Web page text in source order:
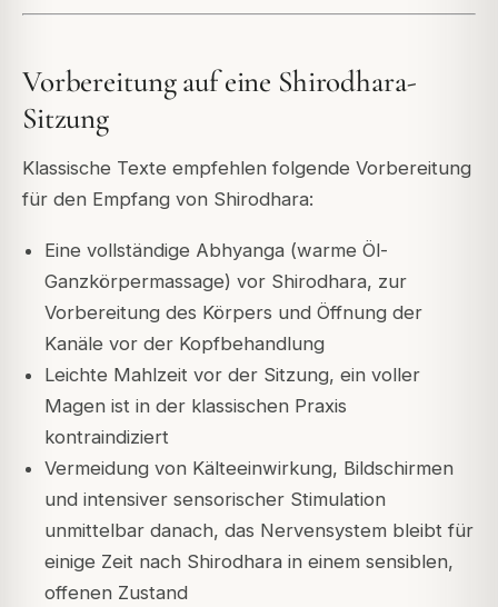
Vorbereitung auf eine Shirodhara-
Sitzung
Klassische Texte empfehlen folgende Vorbereitung
für den Empfang von Shirodhara:
Eine vollständige Abhyanga (warme Öl-
Ganzkörpermassage) vor Shirodhara, zur
Vorbereitung des Körpers und Öffnung der
Kanäle vor der Kopfbehandlung
Leichte Mahlzeit vor der Sitzung, ein voller
Magen ist in der klassischen Praxis
kontraindiziert
Vermeidung von Kälteeinwirkung, Bildschirmen
und intensiver sensorischer Stimulation
unmittelbar danach, das Nervensystem bleibt für
einige Zeit nach Shirodhara in einem sensiblen,
offenen Zustand